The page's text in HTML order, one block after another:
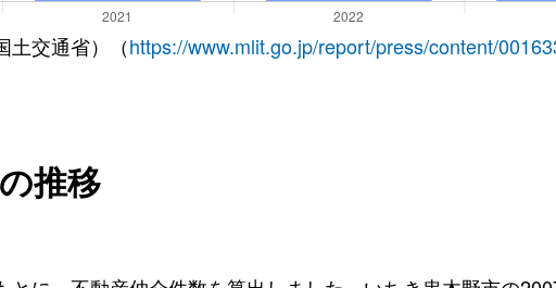
交通省）（https://www.mlit.go.jp/report/press/content/
推移